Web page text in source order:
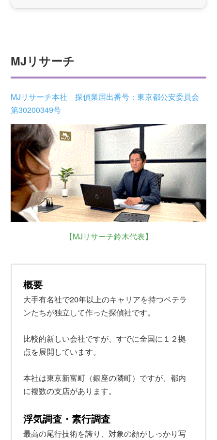
MJリサーチ
MJリサーチ本社 探偵業届出番号：東京都公安委員会
第30200349号
【MJリサーチ鈴木代表】
概要
大手有名社で20年以上のキャリアを持つベテラ
ンたちが独立して作った探偵社です。
比較的新しい会社ですが、すでに全国に１２拠
点を展開しています。
本社は東京新富町（銀座の隣町）ですが、都内
に複数の支店があります。
浮気調査・素行調査
最高の尾行技術を誇り、対象の顔がしっかり写